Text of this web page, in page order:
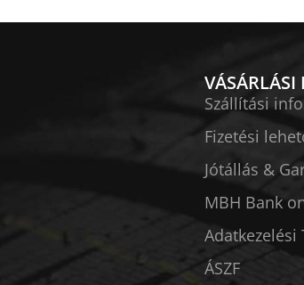
Szállítási
Fizetési
Jótállás &
MBH Bank
Adatkezelési
ÁSZF